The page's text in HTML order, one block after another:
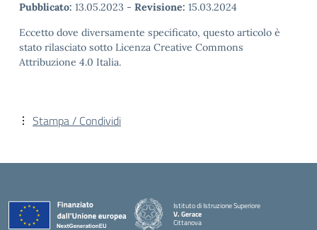
Pubblicato: 13.05.2023 - Revisione: 15.03.2024
Eccetto dove diversamente specificato, questo articolo è
stato rilasciato sotto Licenza Creative Commons
Attribuzione 4.0 Italia.
Stampa / Condividi
Istituto di Istruzione Superiore
V. Gerace
Cittanova